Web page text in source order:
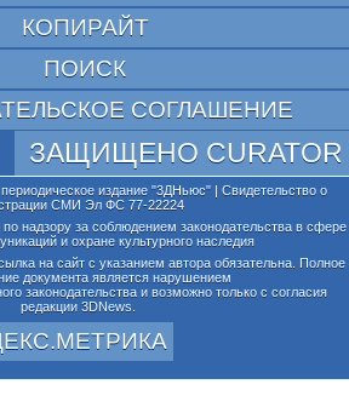
КОПИРАЙТ
ПОИСК
СОГЛАШЕНИЕ
ЗАЩИЩЕНО CURATOR
издание "3ДНьюс" | Свидетельство о
СМИ Эл ФС 77-22224
надзору за соблюдением законодательства в сфере
и охране культурного наследия
на сайт с указанием автора обязательна. Полное
документа является нарушением
законодательства и возможно только с согласия
редакции 3DNews.